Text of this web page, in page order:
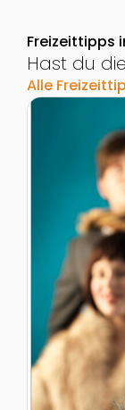
Freizeittipps
Hast du
Alle
Zur